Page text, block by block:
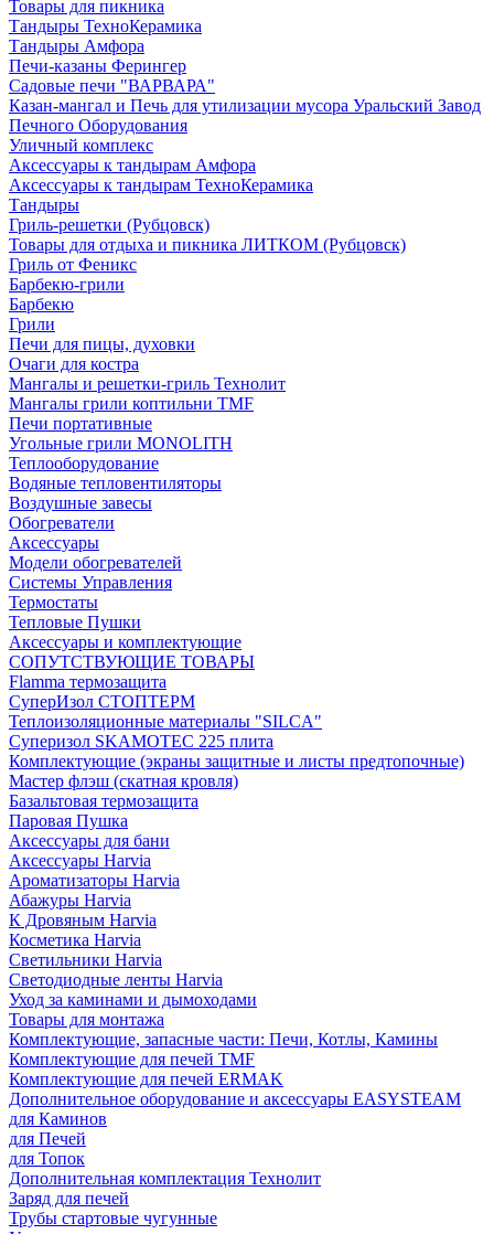
Товары для пикника
Тандыры ТехноКерамика
Тандыры Амфора
Печи-казаны Ферингер
Садовые печи "ВАРВАРА"
Казан-мангал и Печь для утилизации мусора Уральский Завод
Печного Оборудования
Уличный комплекс
Аксессуары к тандырам Амфора
Аксессуары к тандырам ТехноКерамика
Тандыры
Гриль-решетки (Рубцовск)
Товары для отдыха и пикника ЛИТКОМ (Рубцовск)
Гриль от Феникс
Барбекю-грили
Барбекю
Грили
Печи для пицы, духовки
Очаги для костра
Мангалы и решетки-гриль Технолит
Мангалы грили коптильни TMF
Печи портативные
Угольные грили MONOLITH
Теплооборудование
Водяные тепловентиляторы
Воздушные завесы
Обогреватели
Аксессуары
Модели обогревателей
Системы Управления
Термостаты
Тепловые Пушки
Аксессуары и комплектующие
СОПУТСТВУЮЩИЕ ТОВАРЫ
Flamma термозащита
СуперИзол СТОПТЕРМ
Теплоизоляционные материалы "SILCA"
Суперизол SKAMOTEC 225 плита
Комплектующие (экраны защитные и листы предтопочные)
Мастер флэш (скатная кровля)
Базальтовая термозащита
Паровая Пушка
Аксессуары для бани
Аксессуары Harvia
Ароматизаторы Harvia
Абажуры Harvia
К Дровяным Harvia
Косметика Harvia
Светильники Harvia
Светодиодные ленты Harvia
Уход за каминами и дымоходами
Товары для монтажа
Комплектующие, запасные части: Печи, Котлы, Камины
Комплектующие для печей TMF
Комплектующие для печей ERMAK
Дополнительное оборудование и аксессуары EASYSTEAM
для Каминов
для Печей
для Топок
Дополнительная комплектация Технолит
Заряд для печей
Трубы стартовые чугунные